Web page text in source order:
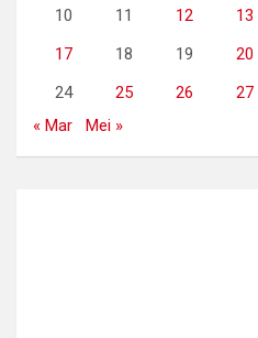
10
11 12 13
17
18 19 20
24
25 26 27
« Mar
Mei »